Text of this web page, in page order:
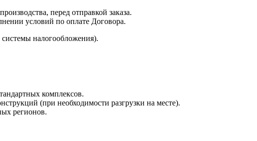
перед отправкой заказа.
условий по оплате Договора.
налогообложения).
комплексов.
(при необходимости разгрузки на месте).
регионов.